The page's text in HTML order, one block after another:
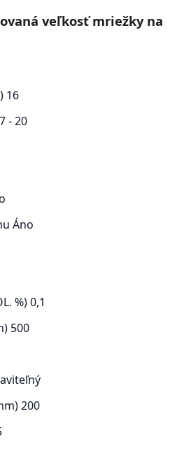
veľkosť mriežky na
16
7 - 20
Áno
%)0,1
500
200